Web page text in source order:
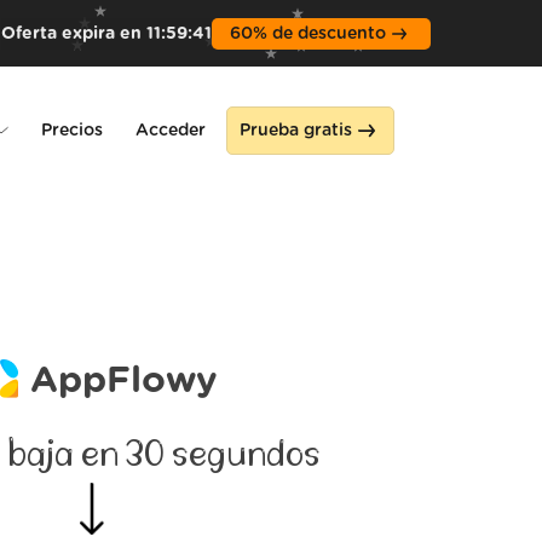
Oferta expira en 11:59:39 60% de descuento
Precios Acceder Prueba gratis
AppFlowy
baja en 30 segundos